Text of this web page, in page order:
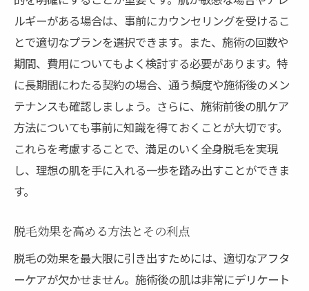
ルギーがある場合は、事前にカウンセリングを受けるこ
とで適切なプランを選択できます。また、施術の回数や
期間、費用についてもよく検討する必要があります。特
に長期間にわたる契約の場合、通う頻度や施術後のメン
テナンスも確認しましょう。さらに、施術前後の肌ケア
方法についても事前に知識を得ておくことが大切です。
これらを考慮することで、満足のいく全身脱毛を実現
し、理想の肌を手に入れる一歩を踏み出すことができま
す。
脱毛効果を高める方法とその利点
脱毛の効果を最大限に引き出すためには、適切なアフタ
ーケアが欠かせません。施術後の肌は非常にデリケート